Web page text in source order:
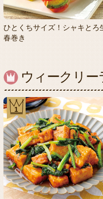
ひとくちサイズ！シャキとろ
春巻き
ウィークリ
1